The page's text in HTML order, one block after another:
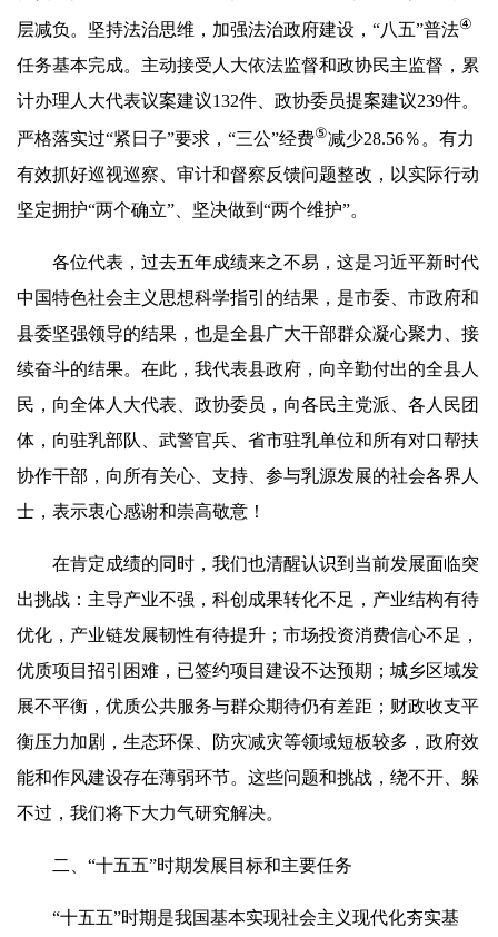
层减负。坚持法治思维，加强法治政府建设，“八五”普法④
任务基本完成。主动接受人大依法监督和政协民主监督，累
计办理人大代表议案建议132件、政协委员提案建议239件。
严格落实过“紧日子”要求，“三公”经费⑤减少28.56％。有力
有效抓好巡视巡察、审计和督察反馈问题整改，以实际行动
坚定拥护“两个确立”、坚决做到“两个维护”。
各位代表，过去五年成绩来之不易，这是习近平新时代
中国特色社会主义思想科学指引的结果，是市委、市政府和
县委坚强领导的结果，也是全县广大干部群众凝心聚力、接
续奋斗的结果。在此，我代表县政府，向辛勤付出的全县人
民，向全体人大代表、政协委员，向各民主党派、各人民团
体，向驻乳部队、武警官兵、省市驻乳单位和所有对口帮扶
协作干部，向所有关心、支持、参与乳源发展的社会各界人
士，表示衷心感谢和崇高敬意！
在肯定成绩的同时，我们也清醒认识到当前发展面临突
出挑战：主导产业不强，科创成果转化不足，产业结构有待
优化，产业链发展韧性有待提升；市场投资消费信心不足，
优质项目招引困难，已签约项目建设不达预期；城乡区域发
展不平衡，优质公共服务与群众期待仍有差距；财政收支平
衡压力加剧，生态环保、防灾减灾等领域短板较多，政府效
能和作风建设存在薄弱环节。这些问题和挑战，绕不开、躲
不过，我们将下大力气研究解决。
二、“十五五”时期发展目标和主要任务
“十五五”时期是我国基本实现社会主义现代化夯实基